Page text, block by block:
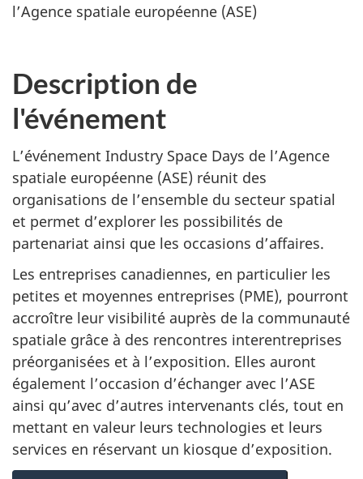
l’Agence spatiale européenne (ASE)
Description de
l'événement
L’événement Industry Space Days de l’Agence
spatiale européenne (ASE) réunit des
organisations de l’ensemble du secteur spatial
et permet d’explorer les possibilités de
partenariat ainsi que les occasions d’affaires.
Les entreprises canadiennes, en particulier les
petites et moyennes entreprises (PME), pourront
accroître leur visibilité auprès de la communauté
spatiale grâce à des rencontres interentreprises
préorganisées et à l’exposition. Elles auront
également l’occasion d’échanger avec l’ASE
ainsi qu’avec d’autres intervenants clés, tout en
mettant en valeur leurs technologies et leurs
services en réservant un kiosque d’exposition.